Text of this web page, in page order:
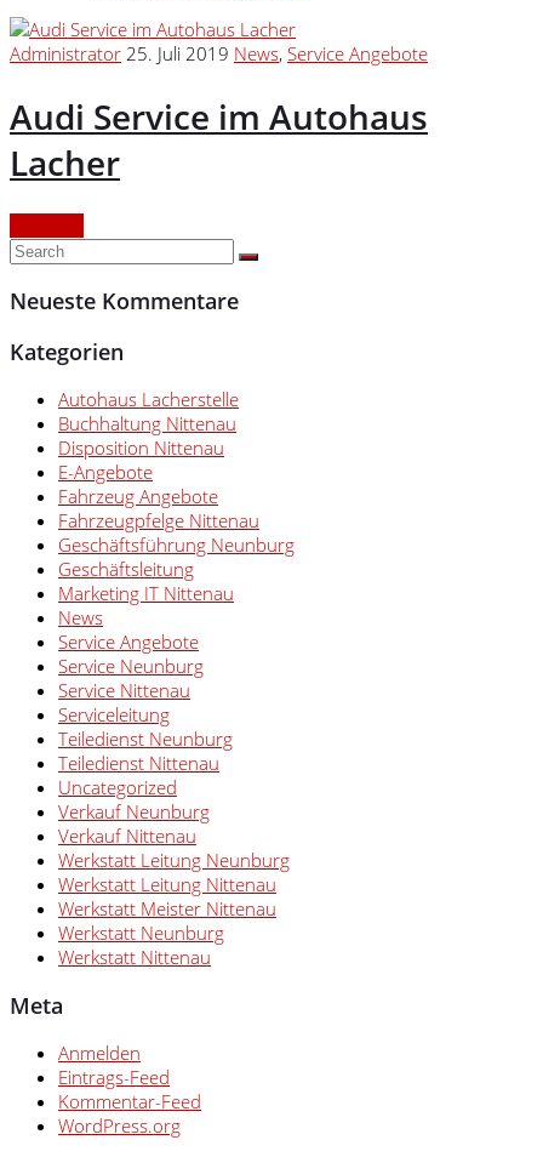
Administrator 25. Juli 2019 News, Service Angebote
Audi Service im Autohaus
Lacher
Neueste Kommentare
Kategorien
Autohaus Lacherstelle
Buchhaltung Nittenau
Disposition Nittenau
E-Angebote
Fahrzeug Angebote
Fahrzeugpfelge Nittenau
Geschäftsführung Neunburg
Geschäftsleitung
Marketing IT Nittenau
News
Service Angebote
Service Neunburg
Service Nittenau
Serviceleitung
Teiledienst Neunburg
Teiledienst Nittenau
Uncategorized
Verkauf Neunburg
Verkauf Nittenau
Werkstatt Leitung Neunburg
Werkstatt Leitung Nittenau
Werkstatt Meister Nittenau
Werkstatt Neunburg
Werkstatt Nittenau
Meta
Anmelden
Eintrags-Feed
Kommentar-Feed
WordPress.org